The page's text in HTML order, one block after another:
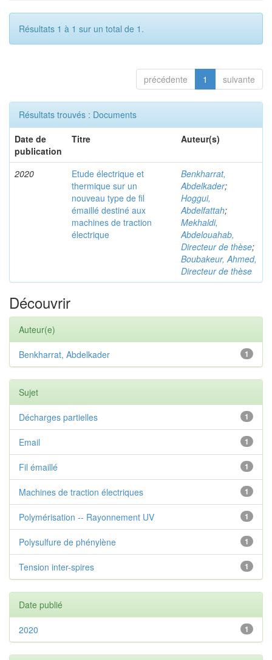
Résultats 1 à 1 sur un total de 1.
précédente 1 suivante
Résultats trouvés : Documents
Date de
publication
Titre Auteur(s)
2020
Etude électrique et
thermique sur un
nouveau type de fil
émaillé destiné aux
machines de traction
électrique
Benkharrat,
Abdelkader;
Hoggui,
Abdelfattah;
Mekhaldi,
Abdelouahab,
Directeur de thèse;
Boubakeur, Ahmed,
Directeur de thèse
Découvrir
Auteur(e)
1
Benkharrat, Abdelkader
Sujet
1
Décharges partielles
1
Email
1
Fil émaillé
1
Machines de traction électriques
1
Polymérisation -- Rayonnement UV
1
Polysulfure de phénylène
1
Tension inter-spires
Date publié
1
2020